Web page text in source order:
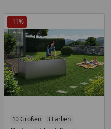
-11%
10 Größen 3 Farben
Produkt am Lager